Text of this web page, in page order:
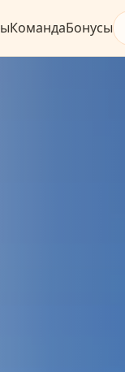
КомандаБонусы